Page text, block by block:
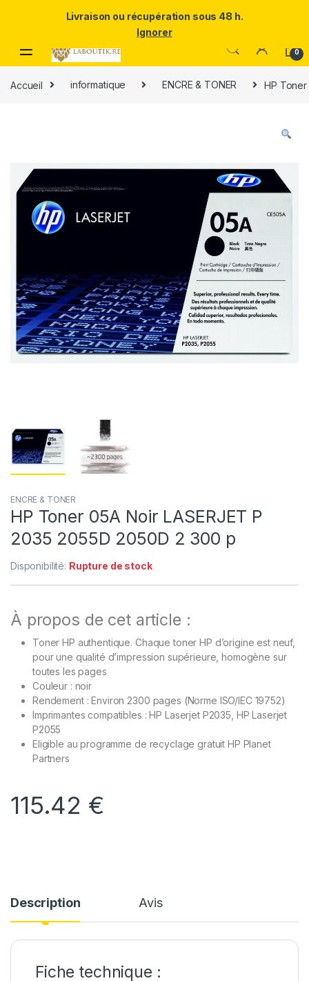
puissance et l'élégance du Samsung Galaxy S25 Ultra à prix réduit.
0
Accueil informatique ENCRE & TONER HP
ENCRE & TONER
HP Toner 05A Noir LASERJET P
2035 2055D 2050D 2 300 p
Disponibilité: Rupture de stock
À propos de cet article :
Toner HP authentique. Chaque toner HP d’origine est neuf,
pour une qualité d’impression supérieure, homogène sur
toutes les pages
Couleur : noir
Rendement : Environ 2300 pages (Norme ISO/IEC 19752)
Imprimantes compatibles : HP Laserjet P2035, HP Laserjet
P2055
Eligible au programme de recyclage gratuit HP Planet
Partners
115.42 €
Description Avis
Fiche technique :
Livraison ou récupération sous 48 h.
Ignorer